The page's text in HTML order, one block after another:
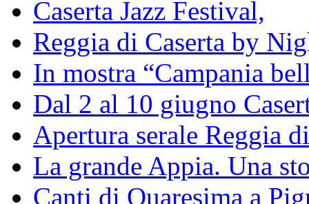
Caserta Jazz Festival,
Reggia di Caserta by
In mostra “Campania
Dal 2 al 10 giugno
Apertura serale Reggia
La grande Appia. Una
Canti di Quaresima a